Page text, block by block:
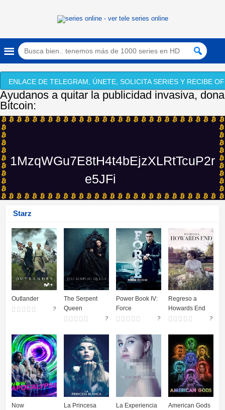
ENLACE DE TELEGRAM, ÚNETE, SOLICITA SERIES Y RECIBE
Ayudanos a quitar la publicidad invasiva, dona
Bitcoin:
1MzqWGu7E8tH4t4bEjzXLRtTcuP2r
e5JFi
Starz
Outlander
?
The Serpent
Queen
?
Power Book IV:
Force
?
Regreso a
Howards End
?
Now
La Princesa
La Experiencia
American Gods